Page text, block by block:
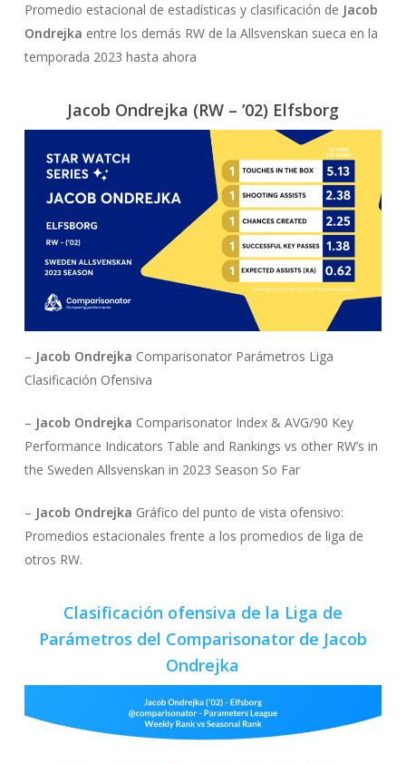
Promedio estacional de estadísticas y clasificación de Jacob
Ondrejka entre los demás RW de la Allsvenskan sueca en la
temporada 2023 hasta ahora
Jacob Ondrejka (RW – ’02) Elfsborg
– Jacob Ondrejka Comparisonator Parámetros Liga
Clasificación Ofensiva
– Jacob Ondrejka Comparisonator Index & AVG/90 Key
Performance Indicators Table and Rankings vs other RW’s in
the Sweden Allsvenskan in 2023 Season So Far
– Jacob Ondrejka Gráfico del punto de vista ofensivo:
Promedios estacionales frente a los promedios de liga de
otros RW.
Clasificación ofensiva de la Liga de
Parámetros del Comparisonator de Jacob
Ondrejka